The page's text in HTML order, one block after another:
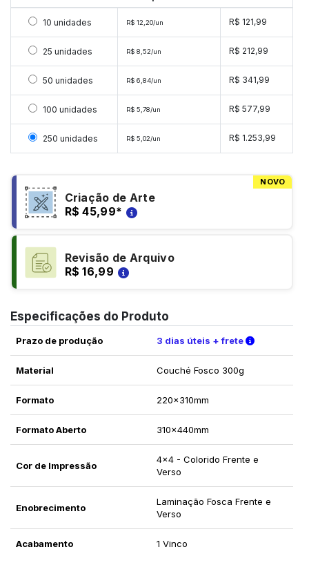
Selecionar 10 unidades
10 unidades R$ 12,20/un R$ 121,99
Selecionar 25 unidades
25 unidades R$ 8,52/un R$ 212,99
Selecionar 50 unidades
50 unidades R$ 6,84/un R$ 341,99
Selecionar 100 unidades
100 unidades R$ 5,78/un R$ 577,99
Selecionar 250 unidades
250 unidades R$ 5,02/un R$ 1.253,99
NOVO
Criação de Arte
R$ 45,99*
Revisão de Arquivo
R$ 16,99
Especificações do Produto
Prazo de produção 3 dias úteis + frete Verifique
Material Couché Fosco 300g
Formato 220x310mm
Formato Aberto 310x440mm
Cor de Impressão
4x4 - Colorido Frente e
Verso
Enobrecimento
Laminação Fosca Frente e
Verso
Acabamento 1 Vinco